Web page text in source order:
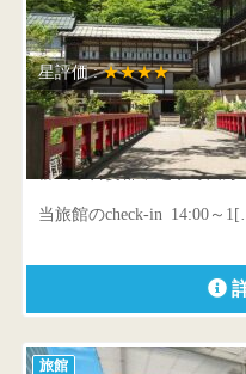
星評価 :★★★★
積善館（佳松亭
群馬県吾妻郡中之条町四万
当旅館のcheck-in 14:00～
旅館